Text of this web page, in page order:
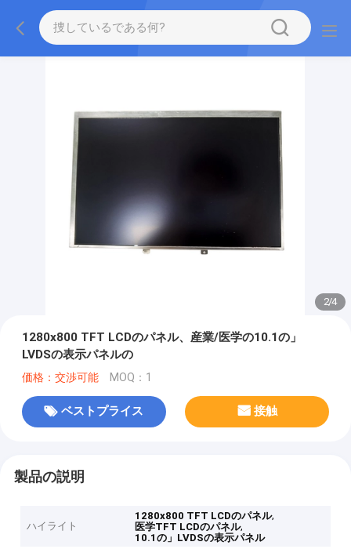
2/4
1280x800 TFT LCDのパネル、産業/医学の10.1の」
LVDSの表示パネルの
価格：交渉可能 MOQ：1
ベストプライス 接触
製品の説明
ハイライト
1280x800 TFT LCDのパネル,
医学TFT LCDのパネル,
10.1の」LVDSの表示パネル